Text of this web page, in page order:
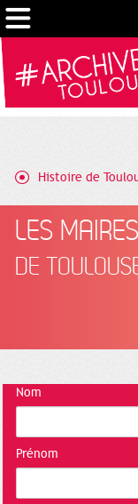
Histoire de
LES MAIRES
DE
Nom
Prénom
Gestion de vos